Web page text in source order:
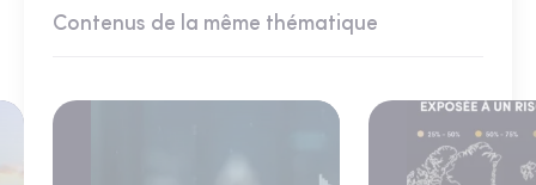
Contenus de la même thématique